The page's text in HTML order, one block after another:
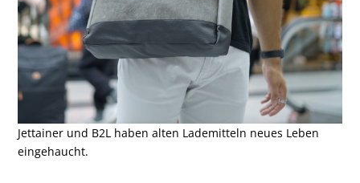
Jettainer und B2L haben alten Lademitteln neues Leben
eingehaucht.